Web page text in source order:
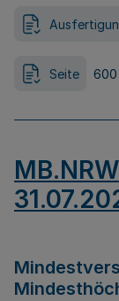
Seite 600